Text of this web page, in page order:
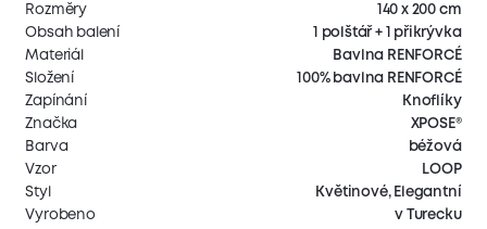
Rozměry
140 x 200 cm
Obsah balení
1 polštář + 1 přikrývka
Materiál
Bavlna RENFORCÉ
Složení
100% bavlna RENFORCÉ
Zapínání
Knoflíky
Značka
XPOSE®
Barva
béžová
Vzor
LOOP
Styl
Květinové, Elegantní
Vyrobeno
v Turecku